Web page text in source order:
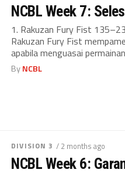
NCBL Week 7:
1. Rakuzan Fury Fist
Rakuzan Fury Fist
apabila menguasai
ByNCBL
DIVISION 3 / 2 months ago
NCBL Week 6: